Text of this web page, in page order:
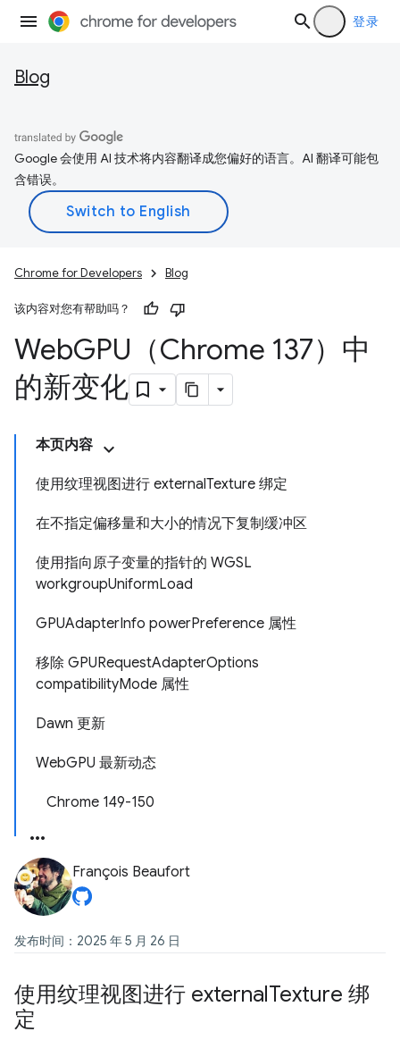
登录
Blog
Google 会使用 AI 技术将内容翻译成您偏好的语言。AI 翻译可能包
含错误。
Chrome for Developers Blog
该内容对您有帮助吗？
WebGPU（Chrome 137）中
的新变化
本页内容
使用纹理视图进行 externalTexture 绑定
在不指定偏移量和大小的情况下复制缓冲区
使用指向原子变量的指针的 WGSL
workgroupUniformLoad
GPUAdapterInfo powerPreference 属性
移除 GPURequestAdapterOptions
compatibilityMode 属性
Dawn 更新
WebGPU 最新动态
Chrome 149-150
François Beaufort
发布时间：2025 年 5 月 26 日
使用纹理视图进行 externalTexture 绑
定